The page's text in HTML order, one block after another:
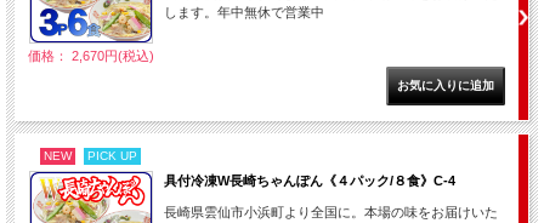
します。年中無休で営業中
価格： 2,670円(税込)
NEW PICK UP
具付冷凍W長崎ちゃんぽん《４パック/８食》C-4
長崎県雲仙市小浜町より全国に。本場の味をお届けいた